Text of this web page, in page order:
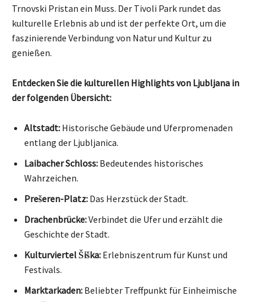
Trnovski Pristan ein Muss. Der Tivoli Park rundet das
kulturelle Erlebnis ab und ist der perfekte Ort, um die
faszinierende Verbindung von Natur und Kultur zu
genießen.
Entdecken Sie die kulturellen Highlights von Ljubljana in
der folgenden Übersicht:
Altstadt: Historische Gebäude und Uferpromenaden
entlang der Ljubljanica.
Laibacher Schloss: Bedeutendes historisches
Wahrzeichen.
Prešeren-Platz: Das Herzstück der Stadt.
Drachenbrücke:Verbindet die Ufer und erzählt die
Geschichte der Stadt.
Kulturviertel Šiška: Erlebniszentrum für Kunst und
Festivals.
Marktarkaden: Beliebter Treffpunkt für Einheimische